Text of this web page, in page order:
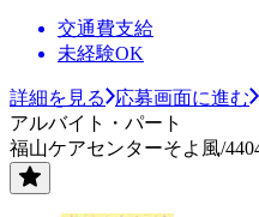
交通費支給
未経験OK
詳細を見る
応募画面に進む
アルバイト・パート
福山ケアセンターそよ風/